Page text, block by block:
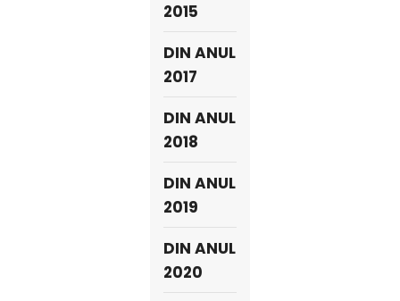
2015
DIN ANUL
2017
DIN ANUL
2018
DIN ANUL
2019
DIN ANUL
2020